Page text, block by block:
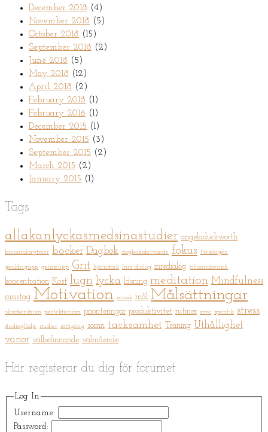
December 2018 (4)
November 2018 (5)
October 2018 (15)
September 2018 (2)
June 2018 (5)
May 2018 (12)
April 2018 (2)
February 2018 (1)
February 2016 (1)
December 2015 (1)
November 2015 (3)
September 2015 (2)
March 2015 (2)
January 2015 (1)
Tags
allakanlyckasmedsinastudier angeladuckworth
binauralarytmer böcker Dagbok dagboksskrivande fokus försökigen
gealdrigupp geinteupp Grit hjärnstark Inre dialog inredialog johannabeusch
koncentration Kost lugn lycka läsning meditation Mindfulness
misstag Motivation musik mål Målsättningar
olaschenström perfektionism prioriteringar produktivitet rutiner sova specifik stress
studieglädje studier sättigång sömn tacksamhet Träning Uthållighet
vanor välbefinnande välmående
Här registerar du dig för forumet
Log In
Username:
Password: